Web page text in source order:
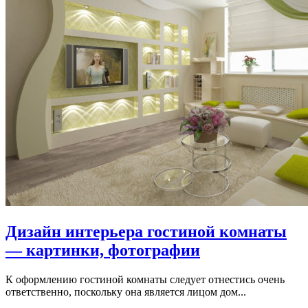
Дизайн интерьера гостиной комнаты
— картинки, фотографии
К оформлению гостиной комнаты следует отнестись очень
ответственно, поскольку она является лицом дом...